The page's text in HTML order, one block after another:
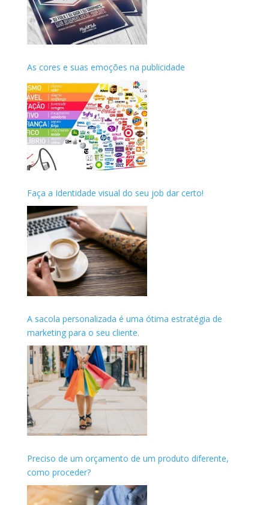
As cores e suas emoções na publicidade
Faça a Identidade visual do seu job dar certo!
A sacola personalizada é uma ótima estratégia de
marketing para o seu cliente.
Preciso de um orçamento de um produto diferente,
como proceder?